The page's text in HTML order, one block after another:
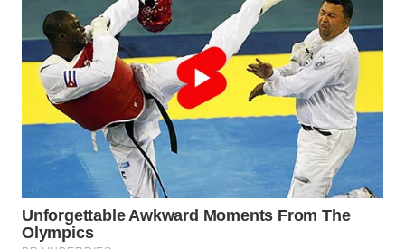
SURABAYA
WN
NATUNA
WN
MANDALIKA